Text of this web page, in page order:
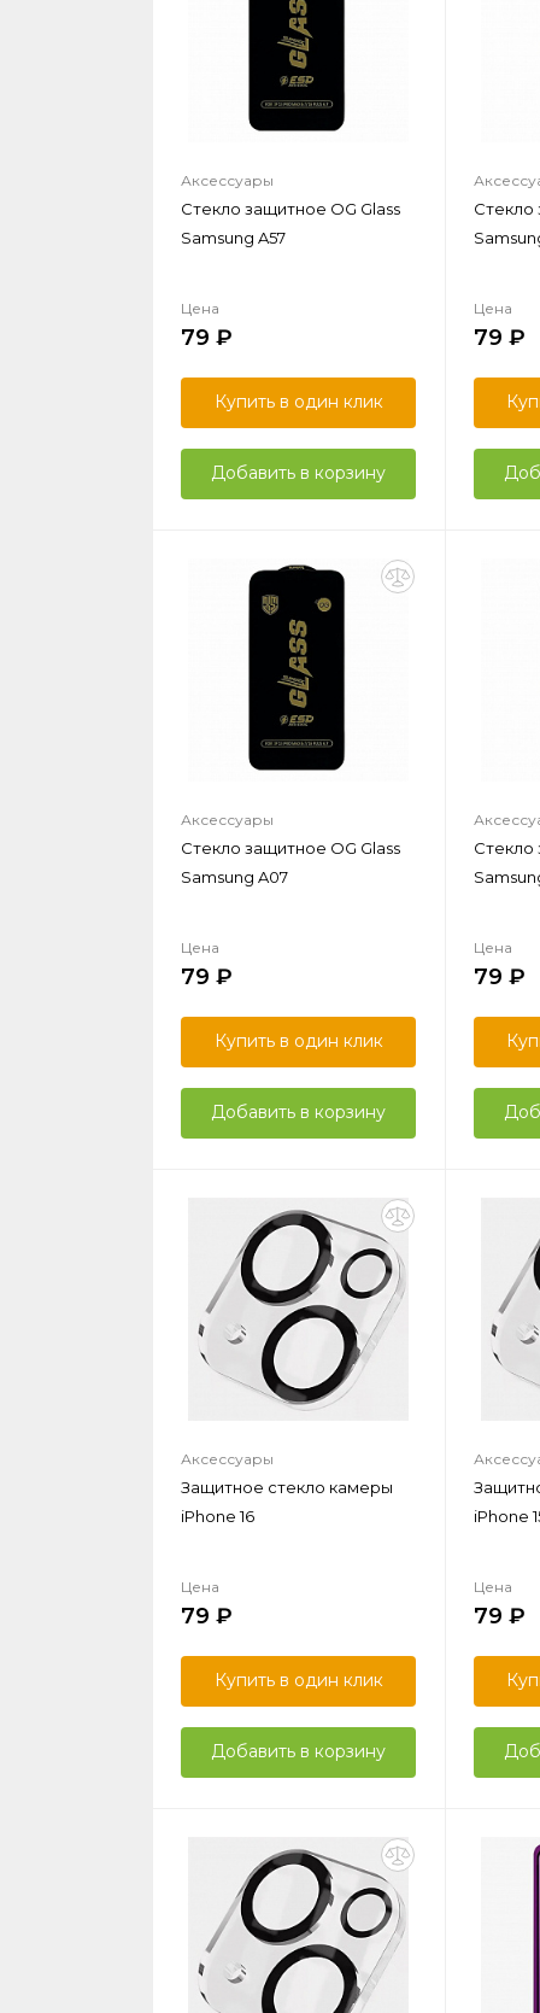
Аксессуары
Стекло защитное OG Glass
Samsung A57
Цена
79
Купить в один клик
Добавить в корзину
Стекло
Цена
79
Аксессуары
Стекло защитное OG Glass
Samsung A07
Цена
79
Купить в один клик
Добавить в корзину
Стекло
Цена
79
Аксессуары
Защитное стекло камеры
iPhone 16
Цена
79
Купить в один клик
Добавить в корзину
iPhone
Цена
79